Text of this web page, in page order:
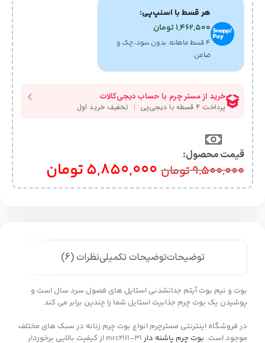
هر قسط با اسنپ‌پی:
1,462,500تومان
۴ قسط ماهانه. بدون سود، چک و
ضامن.
قیمت محصول:​
9,500,000تومان 5,850,000تومان
توضیحاتتوضیحات تکمیلینظرات (6)
بوت و نیم بوت آیتم جدانشدنی استایل های فصول سرد سال است و
پوشیدن یک بوت چرم جذابیت استایل شما را چندین برابر می کند.
در فروشگاه اینترنتی مسترچرم انواع بوت چرم زنانه در سبک های مختلف
موجود است. بوت چرم پاشنه دار mrc2111-31 از کیفیت بالایی برخوردار